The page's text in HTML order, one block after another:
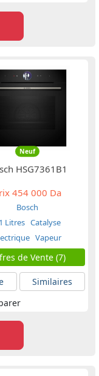
Neuf
HSG7361B1
454 000 Da
Bosch
Litres Catalyse
Vapeur
de Vente (7)
Similaires